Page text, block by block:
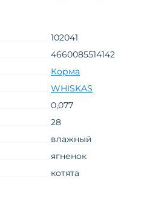
102041
4660085514142
Корма
WHISKAS
0,077
28
влажный
ягненок
котята